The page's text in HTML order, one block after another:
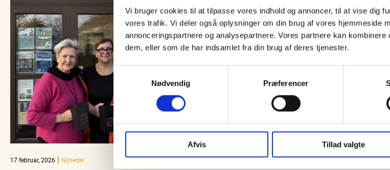
Vi bruger cookies til at tilpasse vores indhold og annoncer, til at vise dig
vores trafik. Vi deler også oplysninger om din brug af vores hjemmeside
annonceringspartnere og analysepartnere. Vores partnere kan
dem, eller som de har indsamlet fra din brug af deres tjenester.
Samtykkevalg
Nødvendig
Præferencer
Afvis Tillad valgte
17 februar, 2026 Nyheder 16 februar, 2026 Nyheder 16 februar, 2026